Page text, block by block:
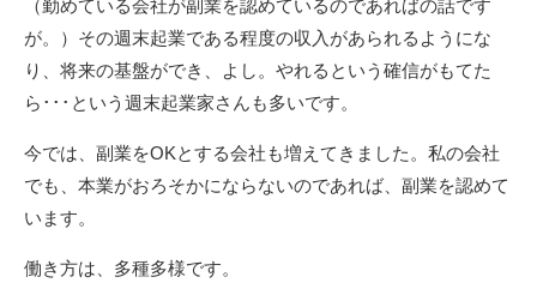
（勤めている会社が副業を認めているのであればの話です
が。）その週末起業である程度の収入があられるようにな
り、将来の基盤ができ、よし。やれるという確信がもてた
ら･･･という週末起業家さんも多いです。
今では、副業をOKとする会社も増えてきました。私の会社
でも、本業がおろそかにならないのであれば、副業を認めて
います。
働き方は、多種多様です。